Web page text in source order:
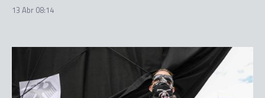
13 Abr 08:14